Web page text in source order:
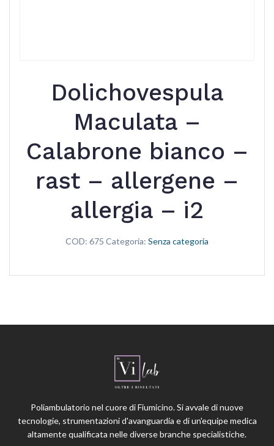
Dolichovespula
Maculata –
Calabrone bianco –
rast – allergene –
allergia – i2
COD: 675 Categoria: Senza categoria
Poliambulatorio nel cuore di Fiumicino. Si avvale di nuove
tecnologie, strumentazioni d'avanguardia e di un'equipe medica
altamente qualificata nelle diverse branche specialistiche.